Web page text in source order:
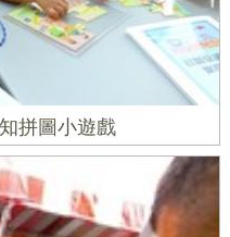
拼圖小遊戲